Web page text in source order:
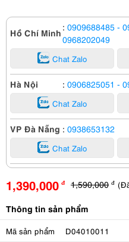
Hồ Chí Minh : 0909688485 -
0968202049
Chat Zalo
Hà Nội : 0906825051 -
Chat Zalo
VP Đà Nẵng : 0938653132
Chat Zalo
1,390,000 đ 1,590,000 đ
Thông tin sản phẩm
Mã sản phẩm D04010011